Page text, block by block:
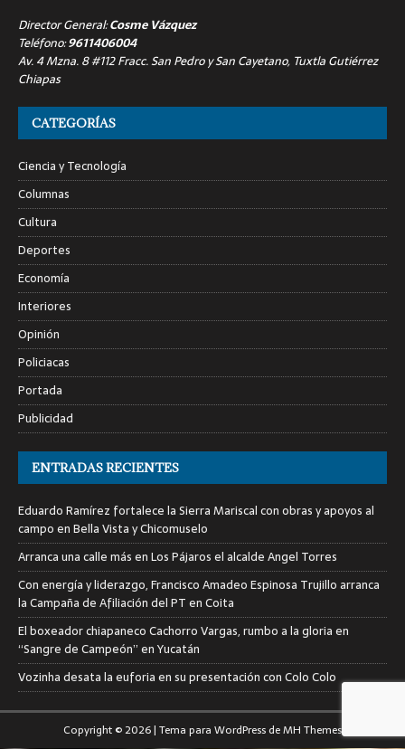
Director General:Cosme Vázquez
Teléfono:9611406004
Av. 4 Mzna. 8 #112 Fracc. San Pedro y San Cayetano, Tuxtla Gutiérrez
Chiapas
CATEGORÍAS
Ciencia y Tecnología
Columnas
Cultura
Deportes
Economía
Interiores
Opinión
Policiacas
Portada
Publicidad
ENTRADAS RECIENTES
Eduardo Ramírez fortalece la Sierra Mariscal con obras y apoyos al
campo en Bella Vista y Chicomuselo
Arranca una calle más en Los Pájaros el alcalde Angel Torres
Con energía y liderazgo, Francisco Amadeo Espinosa Trujillo arranca
la Campaña de Afiliación del PT en Coita
El boxeador chiapaneco Cachorro Vargas, rumbo a la gloria en
“Sangre de Campeón” en Yucatán
Vozinha desata la euforia en su presentación con Colo Colo
Copyright © 2026 | Tema para WordPress deMH Themes